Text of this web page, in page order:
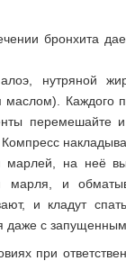
бронхита
нутряной
Каждого
перемешайте
марлей, на неё
марля, и
и кладут
даже с
при